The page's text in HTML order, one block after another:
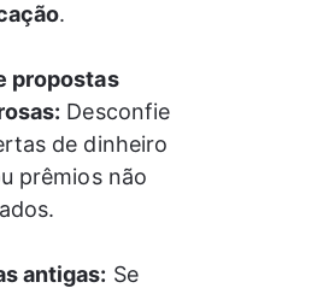
.
propostas
Desconfie
de dinheiro
prêmios não
antigas: Se